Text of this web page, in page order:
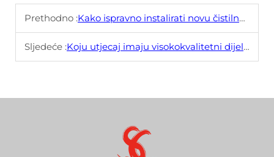
Prethodno :Kako ispravno instalirati novu čistilnu žicu u vaš kopir?
Sljedeće :Koju utjecaj imaju visokokvalitetni dijelovi na životni vijek kopirača?